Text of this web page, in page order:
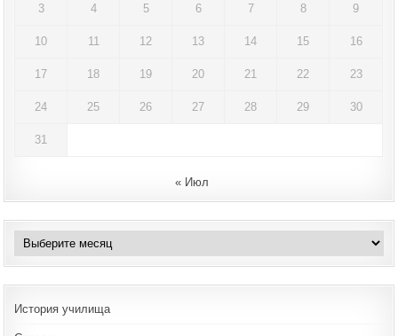
3 4 5 6 7 8 9
10 11 12 13 14 15 16
17 18 19 20 21 22 23
24 25 26 27 28 29 30
31
« Июл
Архивы
История училища